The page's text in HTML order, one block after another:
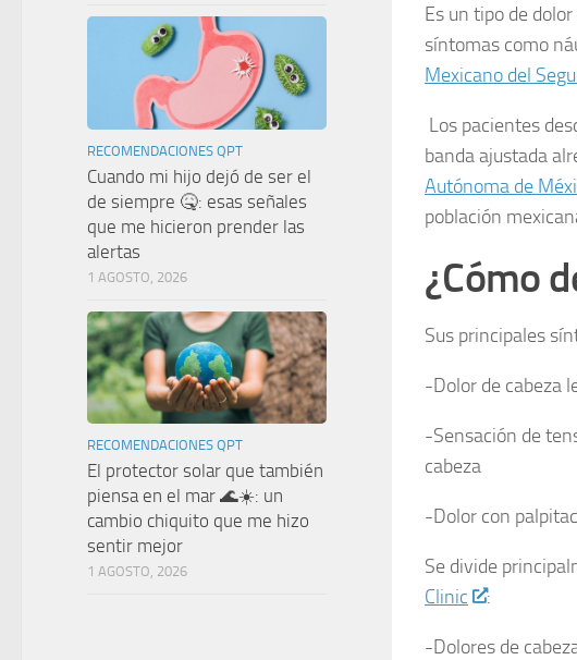
Es un tipo de
síntomas como
Mexicano del
Los pacientes
banda ajustada
Autónoma de
población
¿Cómo
Sus principales
-Dolor de cabeza
-Sensación de
cabeza
-Dolor con
Se divide
Clinic
:
-Dolores de
RECOMENDACIONES QPT
Cuando mi hijo dejó de ser el
de siempre 🤒: esas señales
que me hicieron prender las
alertas
1 AGOSTO, 2026
RECOMENDACIONES QPT
El protector solar que también
piensa en el mar 🌊☀️: un
cambio chiquito que me hizo
sentir mejor
1 AGOSTO, 2026